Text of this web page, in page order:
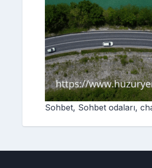
Sohbet, Sohbet odaları,